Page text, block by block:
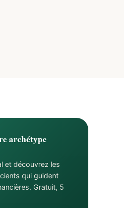
archétype
et découvrez les
qui guident
Gratuit, 5